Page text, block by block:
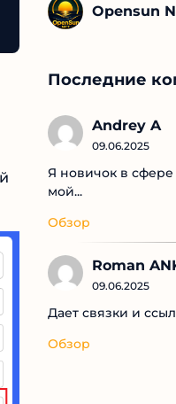
Opensun
Последние
Andrey A
09.06.2025
Я новичок в сфере
мой...
Обзор
Roman
09.06.2025
Дает связки и
Обзор